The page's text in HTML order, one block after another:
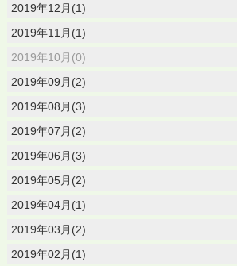
2019年12月(1)
2019年11月(1)
2019年10月(0)
2019年09月(2)
2019年08月(3)
2019年07月(2)
2019年06月(3)
2019年05月(2)
2019年04月(1)
2019年03月(2)
2019年02月(1)